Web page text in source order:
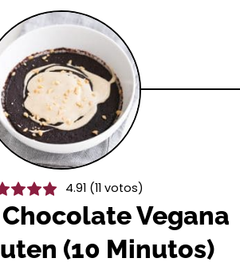
4.91 (11 votos)
Vegana
(10 Minutos)